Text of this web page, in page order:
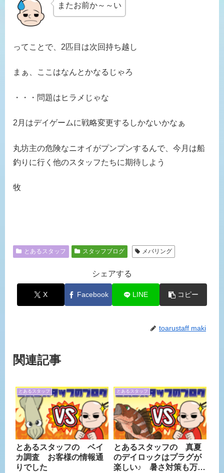
またお前か～～い
ってことで、2匹目は次回持ち越し
まぁ、ここはなんとかなるじゃろ
・・・問題はヒラメじゃな
2月はデイゲームに戦略変更するしかないかなぁ
丸坊主の危険なニオイがプンプンするんで、今月は船
釣りに行く他のスタッフたちに期待しよう
牧
とあるスタッフ スタッフブログ メバリング
シェアする
X Facebook LINE コピー
toarustaff maki
関連記事
とあるスタッフ
とあるスタッフの ベイ
カ調査 お客様の情報通
りでした
とあるスタッフ
とあるスタッフの 真夏
のデイロックはプラグが
楽しい♪ 暑さ対策も万全